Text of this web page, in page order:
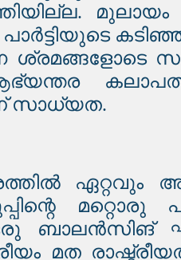
ശ്രമങ്ങളോടെ
സാധ്യത.
മറ്റൊരു
ഒരു ബാലൻസിങ്
മത